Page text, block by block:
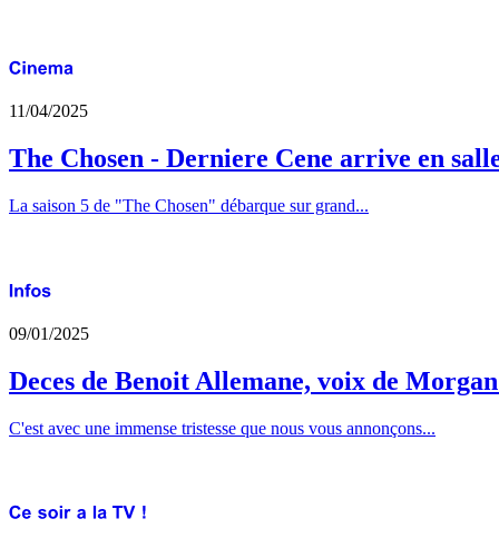
11/04/2025
The Chosen - Derniere Cene arrive en
La saison 5 de "The Chosen" débarque sur grand...
09/01/2025
Deces de Benoit Allemane, voix de
C'est avec une immense tristesse que nous vous annonçons...